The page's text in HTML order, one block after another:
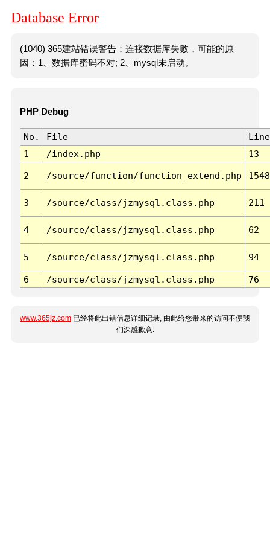
Database Error
(1040) 365建站错误警告：连接数据库失败，可能的原
因：1、数据库密码不对; 2、mysql未启动。
PHP Debug
No. File
Line
1
/index.php 13
2 /source/function/function_extend.php 1548
3 /source/class/jzmysql.class.php 211
4 /source/class/jzmysql.class.php 62
5 /source/class/jzmysql.class.php 94
6 /source/class/jzmysql.class.php 76
www.365jz.com 已经将此出错信息详细记录, 由此给您带来的访问不便我
们深感歉意.